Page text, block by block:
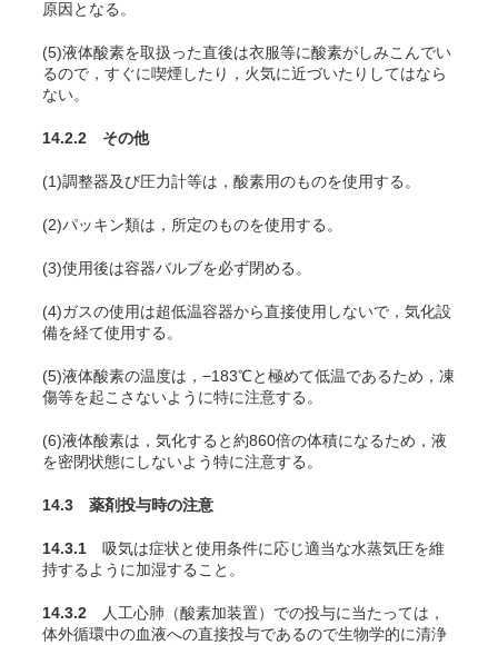
原因となる。
(5)液体酸素を取扱った直後は衣服等に酸素がしみこんでい
るので，すぐに喫煙したり，火気に近づいたりしてはなら
ない。
14.2.2 その他
(1)調整器及び圧力計等は，酸素用のものを使用する。
(2)パッキン類は，所定のものを使用する。
(3)使用後は容器バルブを必ず閉める。
(4)ガスの使用は超低温容器から直接使用しないで，気化設
備を経て使用する。
(5)液体酸素の温度は，−183℃と極めて低温であるため，凍
傷等を起こさないように特に注意する。
(6)液体酸素は，気化すると約860倍の体積になるため，液
を密閉状態にしないよう特に注意する。
14.3 薬剤投与時の注意
14.3.1 吸気は症状と使用条件に応じ適当な水蒸気圧を維
持するように加湿すること 。
14.3.2 人工心肺（酸素加装置）での投与に当たっては，
体外循環中の血液への直接投与であるので生物学的に清浄